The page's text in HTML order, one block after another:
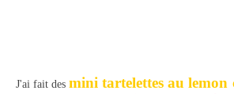
J'ai fait desmini tartelettes au lemon